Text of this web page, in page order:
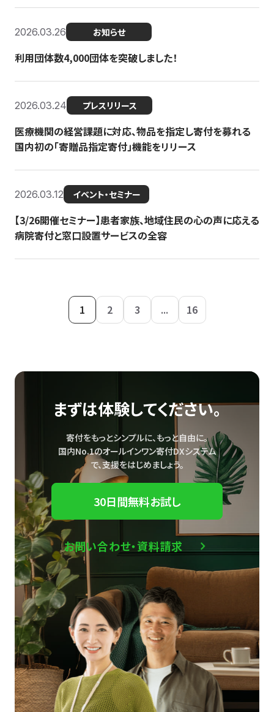
2026.03.26 お知らせ
利用団体数4,000団体を突破しました！
2026.03.24 プレスリリース
医療機関の経営課題に対応、物品を指定し寄付を募れる
国内初の「寄贈品指定寄付」機能をリリース
2026.03.12 イベント・セミナー
【3/26開催セミナー】患者家族、地域住民の心の声に応える
病院寄付と窓口設置サービスの全容
1 2 3 ... 16
まずは体験してください。
寄付をもっとシンプルに、もっと自由に。
国内No.1のオールインワン寄付DXシステム
で、支援をはじめましょう。
30日間無料お試し
お問い合わせ・資料請求